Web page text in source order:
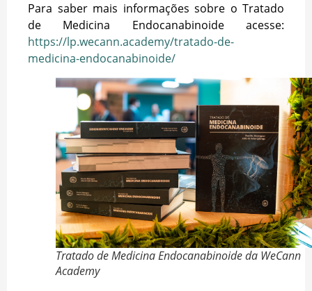
Para saber mais informações sobre o Tratado
de Medicina Endocanabinoide acesse:
https://lp.wecann.academy/tratado-de-
medicina-endocanabinoide/
Tratado de Medicina Endocanabinoide da WeCann
Academy